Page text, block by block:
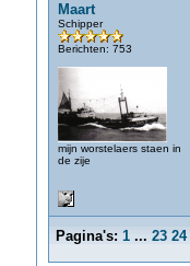
Maart
Schipper
Berichten: 753
mijn worstelaers staen in
de zije
Pagina's: 1 ... 23 24